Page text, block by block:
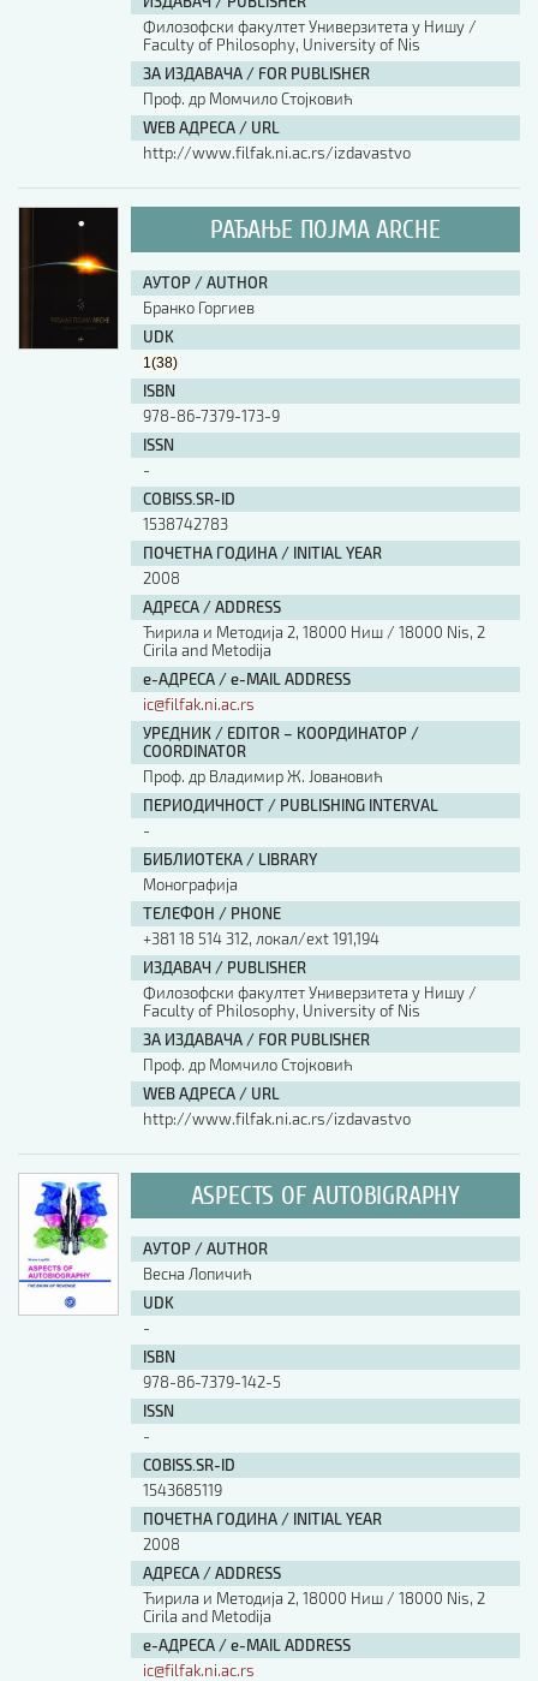
Филозофски факултет Универзитета у Нишу /
Faculty of Philosophy, University of Nis
ЗА ИЗДАВАЧА / FOR PUBLISHER
Проф. др Момчило Стојковић
WEB АДРЕСА / URL
http://www.filfak.ni.ac.rs/izdavastvo
РАЂАЊЕ ПОЈМА ARCHE
АУТОР / AUTHOR
Бранко Горгиев
UDK
1(38)
ISBN
978-86-7379-173-9
ISSN
-
COBISS.SR-ID
1538742783
ПОЧЕТНА ГОДИНА / INITIAL YEAR
2008
АДРЕСА / ADDRESS
Ћирила и Методија 2, 18000 Ниш / 18000 Nis, 2
Cirila and Metodija
е-АДРЕСА / e-MAIL ADDRESS
ic@filfak.ni.ac.rs
УРЕДНИК / EDITOR – КООРДИНАТОР /
COORDINATOR
Проф. др Владимир Ж. Јовановић
ПЕРИОДИЧНОСТ / PUBLISHING INTERVAL
-
БИБЛИОТЕКА / LIBRARY
Монографија
ТЕЛЕФОН / PHONE
+381 18 514 312, локал/ext 191,194
ИЗДАВАЧ / PUBLISHER
Филозофски факултет Универзитета у Нишу /
Faculty of Philosophy, University of Nis
ЗА ИЗДАВАЧА / FOR PUBLISHER
Проф. др Момчило Стојковић
WEB АДРЕСА / URL
http://www.filfak.ni.ac.rs/izdavastvo
ASPECTS OF AUTOBIGRAPHY
АУТОР / AUTHOR
Весна Лопичић
UDK
-
ISBN
978-86-7379-142-5
ISSN
-
COBISS.SR-ID
1543685119
ПОЧЕТНА ГОДИНА / INITIAL YEAR
2008
АДРЕСА / ADDRESS
Ћирила и Методија 2, 18000 Ниш / 18000 Nis, 2
Cirila and Metodija
е-АДРЕСА / e-MAIL ADDRESS
ic@filfak.ni.ac.rs